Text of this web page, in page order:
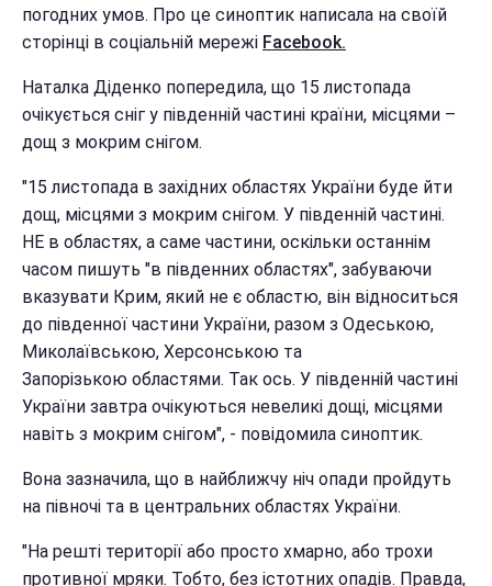
погодних умов. Про це синоптик написала на своїй
сторінці в соціальній мережі Facebook.
Наталка Діденко попередила, що 15 листопада
очікується сніг у південній частині країни, місцями –
дощ з мокрим снігом.
"15 листопада в західних областях України буде йти
дощ, місцями з мокрим снігом. У південній частині.
НЕ в областях, а саме частини, оскільки останнім
часом пишуть "в південних областях", забуваючи
вказувати Крим, який не є областю, він відноситься
до південної частини України, разом з Одеською,
Миколаївською, Херсонською та
Запорізькою областями. Так ось. У південній частині
України завтра очікуються невеликі дощі, місцями
навіть з мокрим снігом", - повідомила синоптик.
Вона зазначила, що в найближчу ніч опади пройдуть
на півночі та в центральних областях України.
"На решті території або просто хмарно, або трохи
противної мряки. Тобто, без істотних опадів. Правда,